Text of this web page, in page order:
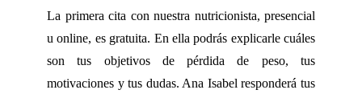
La primera cita con nuestra nutricionista, presencial
u online, es gratuita. En ella podrás explicarle cuáles
son tus objetivos de pérdida de peso, tus
motivaciones y tus dudas. Ana Isabel responderá tus